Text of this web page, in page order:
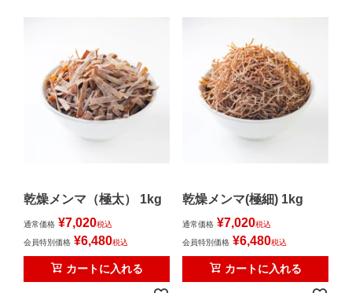
乾燥メンマ（極太） 1kg
通常価格 ¥7,020税込
会員特別価格 ¥6,480税込
カートに入れる
乾燥メンマ(極細) 1kg
通常価格 ¥7,020税込
会員特別価格 ¥6,480税込
カートに入れる